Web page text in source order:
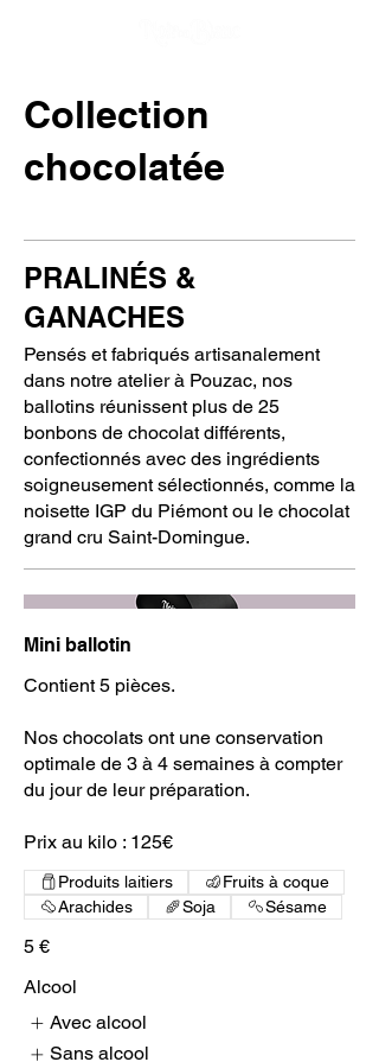
Collection
chocolatée
PRALINÉS &
GANACHES
Pensés et fabriqués artisanalement
dans notre atelier à Pouzac, nos
ballotins réunissent plus de 25
bonbons de chocolat différents,
confectionnés avec des ingrédients
soigneusement sélectionnés, comme la
noisette IGP du Piémont ou le chocolat
grand cru Saint-Domingue.
Mini ballotin
Contient 5 pièces.
Nos chocolats ont une conservation
optimale de 3 à 4 semaines à compter
du jour de leur préparation.
Prix au kilo : 125€
5 €
Produits laitiers
Fruits à coque
Arachides
Soja Sésame
Alcool
Avec alcool
Sans alcool